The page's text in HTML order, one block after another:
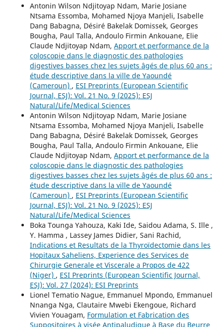
Antonin Wilson Ndjitoyap Ndam, Marie Josiane
Ntsama Essomba, Mohamed Njoya Manjeli, Isabelle
Dang Babagna, Désiré Bakelak Domissek, Georges
Bougha, Paul Talla, Andoulo Firmin Ankouane, Elie
Claude Ndjitoyap Ndam, Apport et performance de la
coloscopie dans le diagnostic des pathologies
digestives basses chez les sujets âgés de plus 60 ans :
étude descriptive dans la ville de Yaoundé
(Cameroun) , ESI Preprints (European Scientific
Journal, ESJ): Vol. 21 No. 9 (2025): ESJ
Natural/Life/Medical Sciences
Antonin Wilson Ndjitoyap Ndam, Marie Josiane
Ntsama Essomba, Mohamed Njoya Manjeli, Isabelle
Dang Babagna, Désiré Bakelak Domissek, Georges
Bougha, Paul Talla, Andoulo Firmin Ankouane, Elie
Claude Ndjitoyap Ndam, Apport et performance de la
coloscopie dans le diagnostic des pathologies
digestives basses chez les sujets âgés de plus 60 ans :
étude descriptive dans la ville de Yaoundé
(Cameroun) , ESI Preprints (European Scientific
Journal, ESJ): Vol. 21 No. 9 (2025): ESJ
Natural/Life/Medical Sciences
Boka Tounga Yahouza, Kaki Ide, Saidou Adama, S. Ille ,
Y. Hamma , Lassey James Didier, Sani Rachid,
Indications et Resultats de la Thyroïdectomie dans les
Hopitaux Saheliens, Experience des Services de
Chirurgie Generale et Viscerale a Propos de 422
(Niger) , ESI Preprints (European Scientific Journal,
ESJ): Vol. 27 (2024): ESI Preprints
Lionel Tematio Nague, Emmanuel Mpondo, Emmanuel
Nnanga Nga, Clautaire Mwebi Ekengoue, Richard
Vivien Youagam, Formulation et Fabrication des
Suppositoires à visée Antipaludique à Base du Beurre